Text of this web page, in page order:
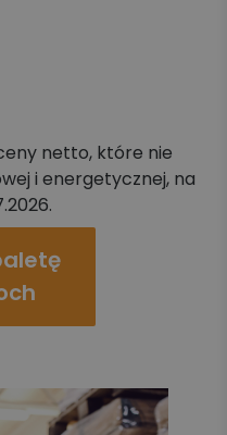
netto, które nie
i energetycznej, na